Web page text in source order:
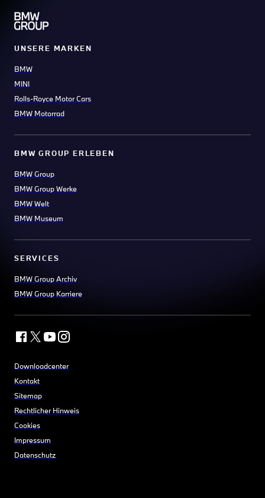
UNSERE MARKEN
BMW
MINI
Rolls-Royce Motor Cars
BMW Motorrad
BMW GROUP ERLEBEN
BMW Group
BMW Group Werke
BMW Welt
BMW Museum
SERVICES
BMW Group Archiv
BMW Group Karriere
Downloadcenter
Kontakt
Sitemap
Rechtlicher Hinweis
Cookies
Impressum
Datenschutz